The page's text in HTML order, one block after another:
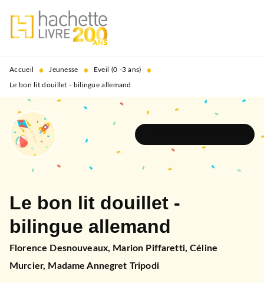
MENU RECHERCHE
PIED DE PAGE
Accueil • Jeunesse • Eveil (0 -3 ans) •
Le bon lit douillet - bilingue allemand
Le bon lit douillet -
bilingue allemand
Florence Desnouveaux, Marion Piffaretti,Céline
Murcier, Madame Annegret Tripodi